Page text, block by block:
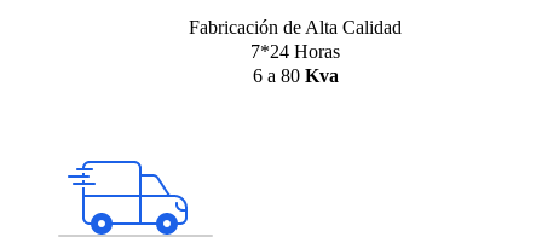
Fabricación de Alta Calidad
7*24 Horas
6 a 80 Kva